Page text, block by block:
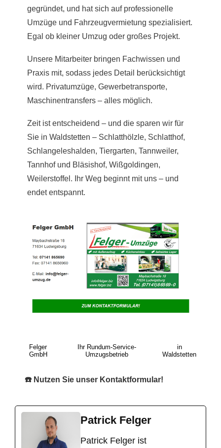
gegründet, und hat sich auf professionelle
Umzüge und Fahrzeugvermietung spezialisiert.
Egal ob kleiner Umzug oder großes Projekt.
Unsere Mitarbeiter bringen Fachwissen und
Praxis mit, sodass jedes Detail berücksichtigt
wird. Privatumzüge, Gewerbetransporte,
Maschinentransfers – alles möglich.
Zeit ist entscheidend – und die sparen wir für
Sie in Waldstetten – Schlatthölzle, Schlatthof,
Schlangeleshalden, Tiergarten, Tannweiler,
Tannhof und Bläsishof, Wißgoldingen,
Weilerstoffel. Ihr Weg beginnt mit uns – und
endet entspannt.
Felger
GmbH
Ihr Rundum-Service-
Umzugsbetrieb
in
Waldstetten
☎️ Nutzen Sie unser Kontaktformular!
Patrick Felger
​Patrick Felger ist